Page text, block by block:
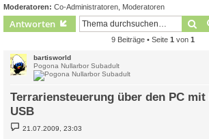
Moderatoren: Co-Administratoren Moderatoren
Antworten
9 Beiträge • Seite 1 von 1
bartisworld
Pogona Nullarbor Subadult
Terrariensteuerung über den PC
USB
B
e
21.07.2009, 23:03